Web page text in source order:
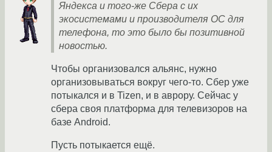
Яндекса и того-же Сбера с их
экосистемами и производителя ОС для
телефона, то это было бы позитивной
новостью.
Чтобы организовался альянс, нужно
организовываться вокруг чего-то. Сбер уже
потыкался и в Tizen, и в аврору. Сейчас у
сбера своя платформа для телевизоров на
базе Android.
Пусть потыкается ещё.